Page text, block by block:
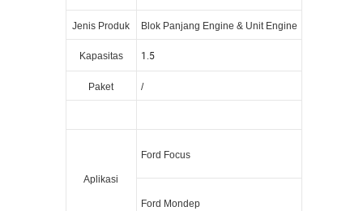
Jenis Produk Blok Panjang Engine & Unit Engine
Kapasitas 1.5
Paket /
Aplikasi
Ford Focus
Ford Mondep